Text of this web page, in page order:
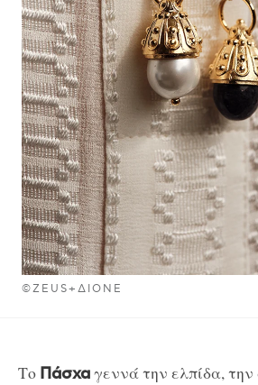
©ZEUS+ΔIONE
Το Πάσχαγεννά την ελπίδα, την